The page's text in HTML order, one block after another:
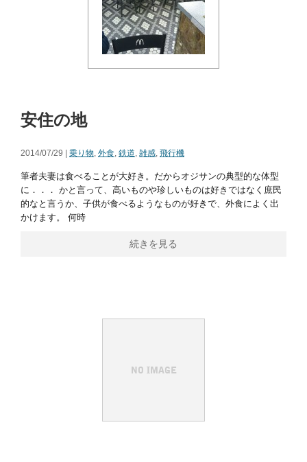
安住の地
2014/07/29 | 乗り物, 外食, 鉄道, 雑感, 飛行機
筆者夫妻は食べることが大好き。だからオジサンの典型的な体型
に．．． かと言って、高いものや珍しいものは好きではなく庶民
的なと言うか、子供が食べるようなものが好きで、外食によく出
かけます。 何時
続きを見る